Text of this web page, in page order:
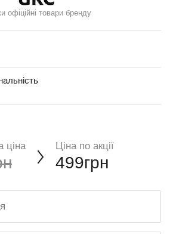
офіційні товари бренду
ціна Ціна по акції
499грн